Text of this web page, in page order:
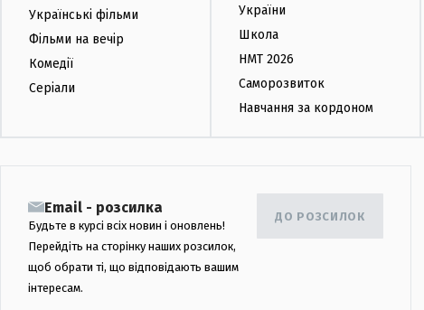
Українські фільми
Фільми на вечір
Комедії
Серіали
України
Школа
НМТ 2026
Саморозвиток
Навчання за кордоном
Email - розсилка
Будьте в курсі всіх новин і оновлень!
Перейдіть на сторінку наших розсилок,
щоб обрати ті, що відповідають вашим
інтересам.
ДО РОЗСИЛОК